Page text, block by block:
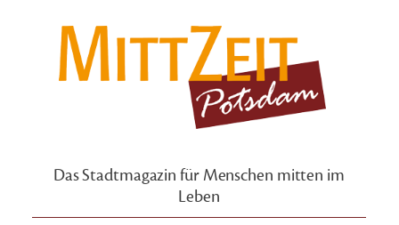
Das Stadtmagazin für Menschen mitten im
Leben